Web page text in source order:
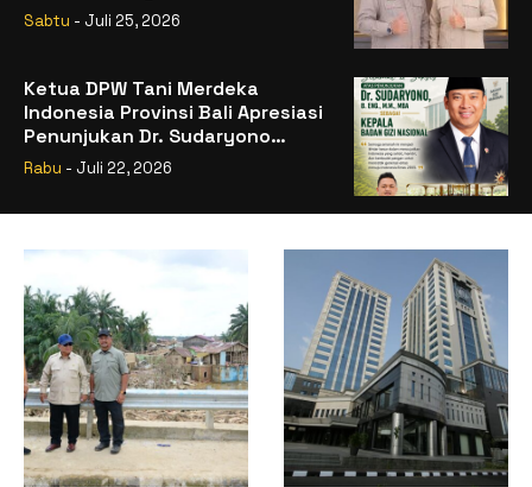
Menteri Pertanian RI
Sabtu - Juli 25, 2026
Ketua DPW Tani Merdeka
Indonesia Provinsi Bali Apresiasi
Penunjukan Dr. Sudaryono
sebagai Kepala Badan Gizi
Rabu - Juli 22, 2026